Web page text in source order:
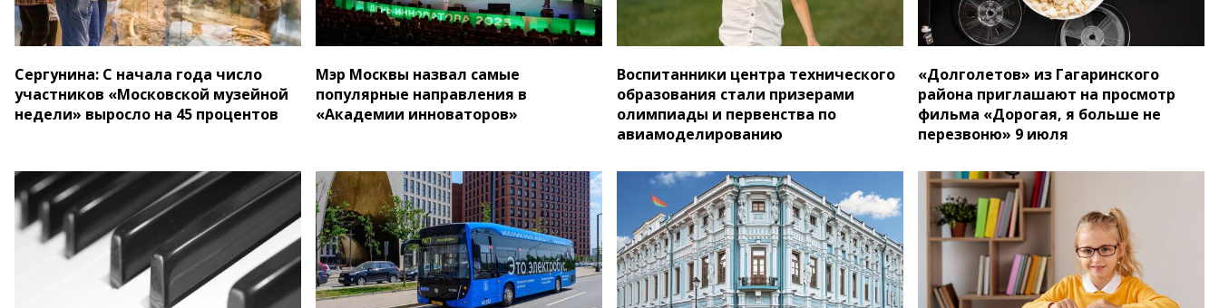
Сергунина: С начала года число
участников «Московской музейной
недели» выросло на 45 процентов
Мэр Москвы назвал самые
популярные направления в
«Академии инноваторов»
Воспитанники центра технического
образования стали призерами
олимпиады и первенства по
авиамоделированию
«Долголетов» из Гагаринского
района приглашают на просмотр
фильма «Дорогая, я больше не
перезвоню» 9 июля